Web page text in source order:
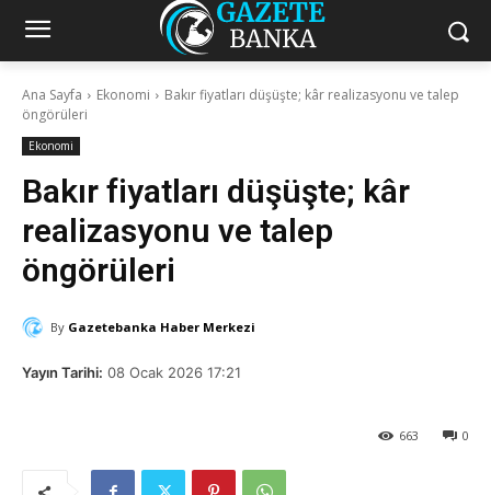
Ana Sayfa Ekonomi
Bakır fiyatları düşüşte; kâr realizasyonu ve talep
öngörüleri
Ekonomi
Bakır fiyatları düşüşte; kâr
realizasyonu ve talep
öngörüleri
By Gazetebanka Haber Merkezi
Yayın Tarihi: 08 Ocak 2026 17:21
0
663